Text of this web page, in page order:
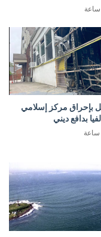
بإحراق مركز إسلامي
بدافع ديني